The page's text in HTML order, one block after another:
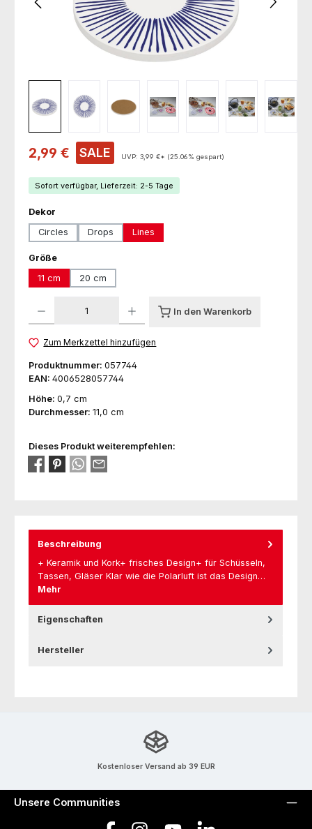
Verkaufspreis:
2,99 € SALE UVP: 3,99 €* (25.06% gespart)
Sofort verfügbar, Lieferzeit: 2-5 Tage
Dekor
Circles
Drops Lines
Größeauswählen
11 cm
20 cm
In den Warenkorb
Zum Merkzettel hinzufügen
Produktnummer: 057744
EAN: 4006528057744
Höhe: 0,7 cm
Durchmesser: 11,0 cm
Dieses Produkt weiterempfehlen:
Beschreibung
+ Keramik und Kork+ frisches Design+ für Schüsseln,
Tassen, Gläser Klar wie die Polarluft ist das Design…
Mehr
Eigenschaften
Hersteller
Kostenloser Versand ab 39 EUR
Unsere Communities